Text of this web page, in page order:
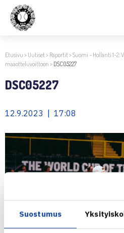
Suostumus
Etusivu > Uutiset> Raportit>Suomi – Hollanti 1-2:
maaotteluvoittoon > DSC05227
DSC05227
12.9.2023 | 17:08